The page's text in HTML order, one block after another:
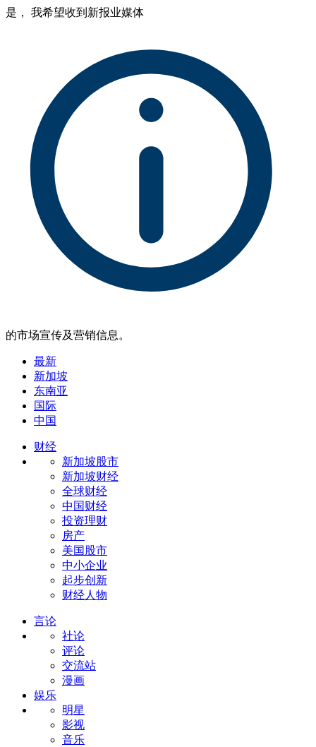
是， 我希望收到新报业媒体
的市场宣传及营销信息。
最新
新加坡
东南亚
国际
中国
财经
新加坡股市
新加坡财经
全球财经
中国财经
投资理财
房产
美国股市
中小企业
起步创新
财经人物
言论
社论
评论
交流站
漫画
娱乐
明星
影视
音乐